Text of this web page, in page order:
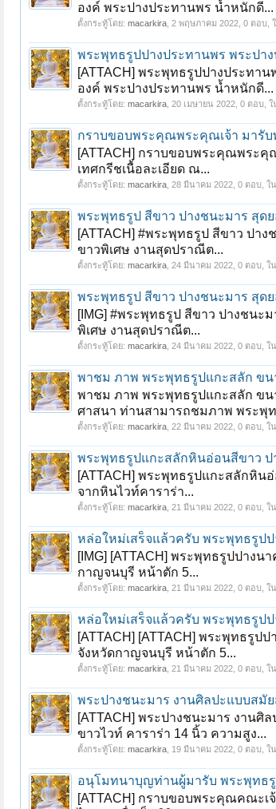
องค์ พระปางประทานพร น้ำหนักดี...
ตั้งกระทู้โดย: macarkira 2 พฤษภาคม 2022 , 0 ตอบ,
พระพุทธรูปปางประทานพร พระปา
[ATTACH] พระพุทธรูปปางประทา
องค์ พระปางประทานพร น้ำหนักดี...
ตั้งกระทู้โดย: macarkira 20 เมษายน 2022 , 0 ตอบ,
กราบขอบพระคุณพระคุณเจ้า มารั
[ATTACH] กราบขอบพระคุณพระคุ
เทศกรีชเนื้อละเอียด ณ...
ตั้งกระทู้โดย: macarkira 28 มีนาคม 2022 , 0 ตอบ, ใ
พระพุทธรูป สีขาว ปางชนะมาร สุด
[ATTACH] #พระพุทธรูป สีขาว ปา
ขาวพิเศษ งานสุดปราณีต...
ตั้งกระทู้โดย: macarkira 24 มีนาคม 2022 , 0 ตอบ, ใ
พระพุทธรูป สีขาว ปางชนะมาร สุด
[IMG] #พระพุทธรูป สีขาว ปางชนะ
พิเศษ งานสุดปราณีต...
ตั้งกระทู้โดย: macarkira 24 มีนาคม 2022 , 0 ตอบ, ใ
พาชม ภาพ พระพุทธรูปแกะสลัก ขน
พาชม ภาพ พระพุทธรูปแกะสลัก ข
ศาสนา ท่านสามารถชมภาพ พระพุ
ตั้งกระทู้โดย: macarkira 22 มีนาคม 2022 , 0 ตอบ, ใ
พระพุทธรูปแกะสลักหินอ่อนสีขาว ป
[ATTACH] พระพุทธรูปแกะสลักหิน
จากหินไวท์คาราร่า...
ตั้งกระทู้โดย: macarkira 21 มีนาคม 2022 , 0 ตอบ, ใ
หล่อใหม่เสร็จแล้วครับ พระพุทธรูป
[IMG] [ATTACH] พระพุทธรูปปาง
กาญจนบุรี หน้าตัก 5...
ตั้งกระทู้โดย: macarkira 21 มีนาคม 2022 , 0 ตอบ, ใ
หล่อใหม่เสร็จแล้วครับ พระพุทธรูป
[ATTACH] [ATTACH] พระพุทธรูป
จังหวัดกาญจนบุรี หน้าตัก 5...
ตั้งกระทู้โดย: macarkira 21 มีนาคม 2022 , 0 ตอบ, ใ
พระปางชนะมาร งานศิลปะแบบสมั
[ATTACH] พระปางชนะมาร งาน
ขาวไวท์ คาราร่า 14 นิ้ว ความสูง...
ตั้งกระทู้โดย: macarkira 19 มีนาคม 2022 , 0 ตอบ, ใ
อนุโมทนาบุญท่านผู้มารับ พระพุทธ
[ATTACH] กราบขอบพระคุณคณะเ
หน้า 1 ของ 18 1 2 3 4 5 6 → 18 ถัดไป >